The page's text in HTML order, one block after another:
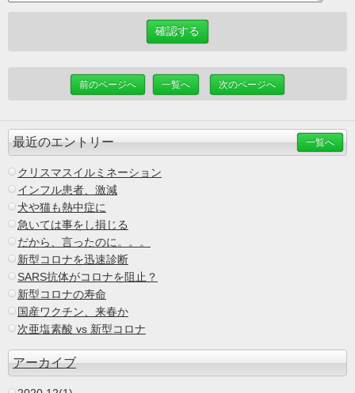
前のページへ 一覧へ 次のページへ
最近のエントリー 一覧へ
クリスマスイルミネーション
インフル患者、激減
犬や猫も熱中症に
急いては事をし損じる
だから、言ったのに。。。
新型コロナを迅速診断
SARS抗体がコロナを阻止？
新型コロナの寿命
国産ワクチン、来春か
次亜塩素酸 vs 新型コロナ
アーカイブ